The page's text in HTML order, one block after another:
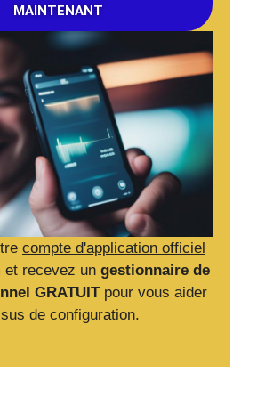
compte d'application officiel
et recevez un gestionnaire de
GRATUITpour vous aider
de configuration.
MAINTENANT